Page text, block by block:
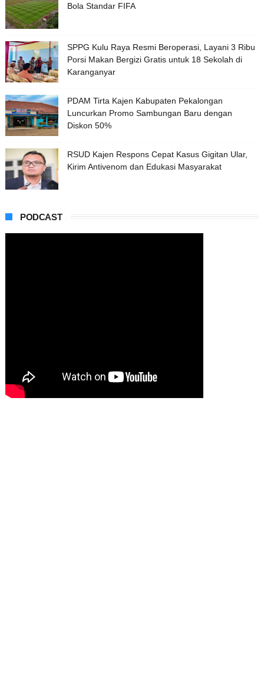
Bola Standar FIFA
SPPG Kulu Raya Resmi Beroperasi, Layani 3 Ribu
Porsi Makan Bergizi Gratis untuk 18 Sekolah di
Karanganyar
PDAM Tirta Kajen Kabupaten Pekalongan
Luncurkan Promo Sambungan Baru dengan
Diskon 50%
RSUD Kajen Respons Cepat Kasus Gigitan Ular,
Kirim Antivenom dan Edukasi Masyarakat
PODCAST